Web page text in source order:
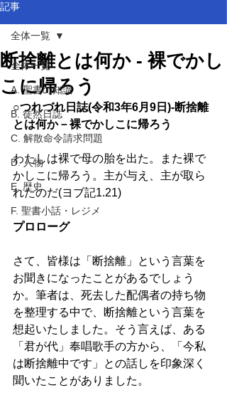
記事
全体一覧
A. 聖書の知識
B. 徒然日誌
C. 解散命令請求問題
D. 人物
E. 歴史
F. 聖書小話・レジメ
全体一覧
断捨離とは何か - 裸でかし
こに帰ろう
○つれづれ日誌(令和3年6月9日)-断捨離
とは何か－裸でかしこに帰ろう
わたしは裸で母の胎を出た。また裸で
かしこに帰ろう。主が与え、主が取ら
れたのだ(ヨブ記1.21)
プロローグ
さて、皆様は「断捨離」という言葉を
お聞きになったことがあるでしょう
か。筆者は、死去した配偶者の持ち物
を整理する中で、断捨離という言葉を
想起いたしました。そう言えば、ある
「君が代」奉唱歌手の方から、「今私
は断捨離中です」との話しを印象深く
聞いたことがありました。